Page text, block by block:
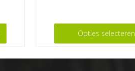
Opties selecteren
meerdere